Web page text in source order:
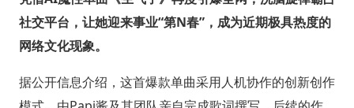
社交平台，让她迎来事业“第N春”，成为近期极具热度的
网络文化现象。
据公开信息介绍，这首爆款单曲采用人机协作的创新创作